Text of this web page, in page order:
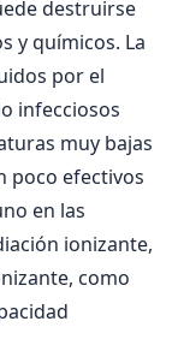
destruirse
y químicos. La
por el
infecciosos
muy bajas
poco efectivos
en las
ionizante,
como